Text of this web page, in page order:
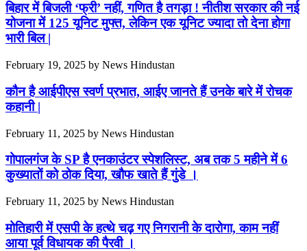
बिहार में बिजली ‘फ्री’ नहीं, गणित है तगड़ा ! नीतीश सरकार की नई
योजना में 125 यूनिट मुफ्त, लेकिन एक यूनिट ज्यादा तो देना होगा
भारी बिल |
February 19, 2025 by News Hindustan
कौन है आईपीएस स्वर्ण प्रभात, आईए जानते हैं उनके बारे में रोचक
कहानी |
February 11, 2025 by News Hindustan
गोपालगंज के SP है एनकाउंटर स्पेशलिस्ट, अब तक 5 महीने में 6
कुख्यातों को ठोक दिया, खौफ खाते हैं गुंडे ।
February 11, 2025 by News Hindustan
मोतिहारी में एसपी के हत्थे चढ़ गए निगरानी के दारोगा, काम नहीं
आया पूर्व विधायक की पैरवी ।